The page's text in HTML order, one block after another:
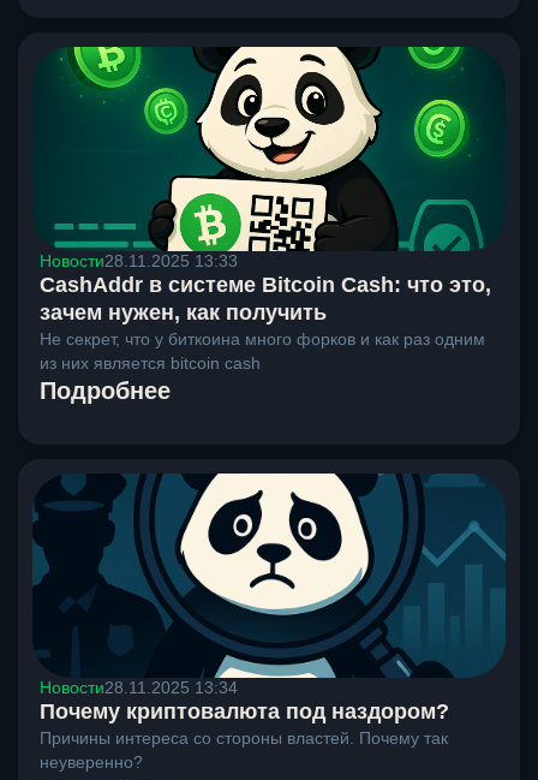
Новости28.11.2025 13:33
CashAddr в системе Bitcoin Cash: что это,
зачем нужен, как получить
Не секрет, что у биткоина много форков и как раз одним
из них является bitcoin cash
Подробнее
Новости28.11.2025 13:34
Почему криптовалюта под наздором?
Причины интереса со стороны властей. Почему так
неуверенно?